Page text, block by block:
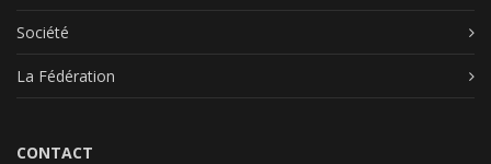
Société
La Fédération
CONTACT